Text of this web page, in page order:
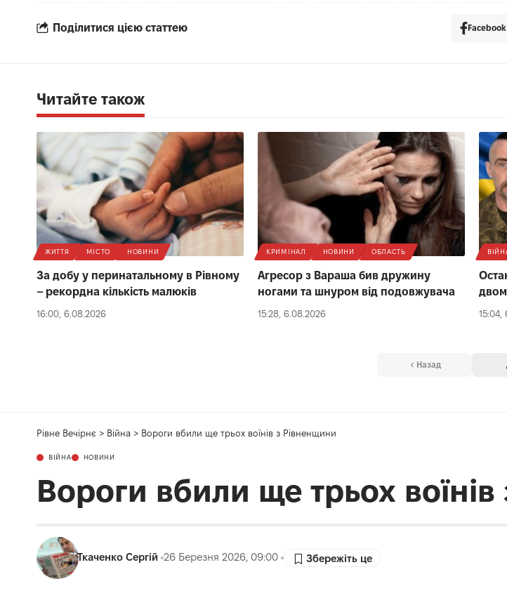
Поділитися цією статтею Facebook
Читайте також
ЖИТТЯ МІСТО НОВИНИ
За добу у перинатальному в Рівному
– рекордна кількість малюків
16:00, 6.08.2026
КРИМІНАЛ НОВИНИ ОБЛАСТЬ
Агресор з Вараша бив дружину
ногами та шнуром від подовжувача
15:28, 6.08.2026 15:04,
Назад
Рівне Вечірнє > Війна > Вороги вбили ще трьох воїнів з Рівненщини
ВІЙНА НОВИНИ
Вороги вбили ще трьох
Ткаченко Сергій 26 Березня 2026, 09:00